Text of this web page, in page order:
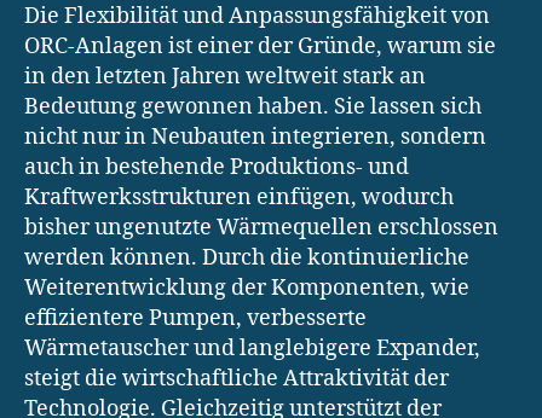
Die Flexibilität und Anpassungsfähigkeit von
ORC-Anlagen ist einer der Gründe, warum sie
in den letzten Jahren weltweit stark an
Bedeutung gewonnen haben. Sie lassen sich
nicht nur in Neubauten integrieren, sondern
auch in bestehende Produktions- und
Kraftwerksstrukturen einfügen, wodurch
bisher ungenutzte Wärmequellen erschlossen
werden können. Durch die kontinuierliche
Weiterentwicklung der Komponenten, wie
effizientere Pumpen, verbesserte
Wärmetauscher und langlebigere Expander,
steigt die wirtschaftliche Attraktivität der
Technologie. Gleichzeitig unterstützt der